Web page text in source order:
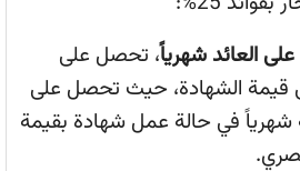
العائد شهرياً، تحصل على
على قيمة الشهادة، حيث تحصل على
جنيه شهرياً في حالة عمل شهادة بقيمة